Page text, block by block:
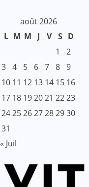
août 2026
L M M J V S D
1
2
3 4 5 6 7 8 9
10 11 12 13 14 15 16
17 18 192021 2223
24252627282930
31
« Juil